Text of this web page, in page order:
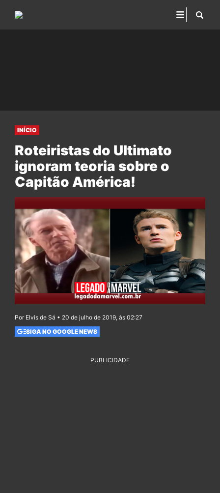
INÍCIO
Roteiristas do Ultimato
ignoram teoria sobre o
Capitão América!
Por Elvis de Sá • 20 de julho de 2019, às 02:27
SIGA NO GOOGLE NEWS
PUBLICIDADE